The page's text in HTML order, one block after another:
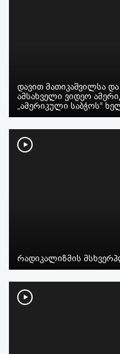
დავით მათიკაშვილსა
ამსახველი ვიდეო
„ამერიკული საბჭოს“
რადიკალიზმის